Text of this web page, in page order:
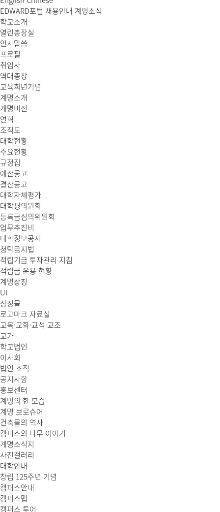
EDWARD포털 채용안내 계명소식
학교소개
열린총장실
인사말씀
프로필
취임사
역대총장
교육희년기념
계명소개
계명비전
연혁
조직도
대학현황
주요현황
규정집
예산공고
결산공고
대학자체평가
대학평의원회
등록금심의위원회
업무추진비
대학정보공시
청탁금지법
적립기금 투자관리 지침
적립금 운용 현황
계명상징
UI
상징물
로고마크 자료실
교목·교화·교석·교조
교가
학교법인
이사회
법인 조직
공지사항
홍보센터
계명의 한 모습
계명 브로슈어
건축물의 역사
캠퍼스의 나무 이야기
계명소식지
사진갤러리
대학안내
창립 125주년 기념
캠퍼스안내
캠퍼스맵
캠퍼스 투어